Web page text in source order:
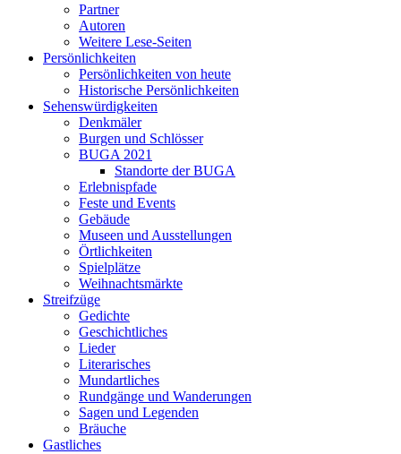
Partner
Autoren
Weitere Lese-Seiten
Persönlichkeiten
Persönlichkeiten von heute
Historische Persönlichkeiten
Sehenswürdigkeiten
Denkmäler
Burgen und Schlösser
BUGA 2021
Standorte der BUGA
Erlebnispfade
Feste und Events
Gebäude
Museen und Ausstellungen
Örtlichkeiten
Spielplätze
Weihnachtsmärkte
Streifzüge
Gedichte
Geschichtliches
Lieder
Literarisches
Mundartliches
Rundgänge und Wanderungen
Sagen und Legenden
Bräuche
Gastliches